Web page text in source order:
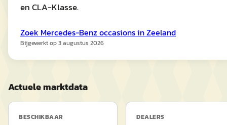
en CLA-Klasse.
Zoek Mercedes-Benzoccasions inZeeland
Bijgewerkt op3 augustus 2026
Actuele marktdata
BESCHIKBAAR DEALERS